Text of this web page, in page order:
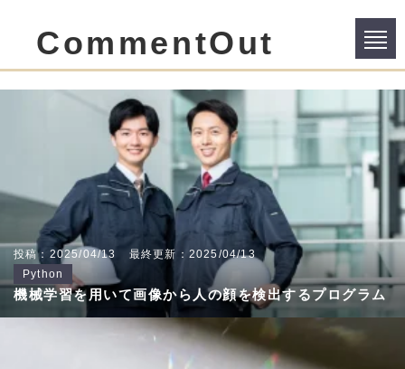
CommentOut
投稿：2025/04/13
最終更新：2025/04/13
Python
機械学習を用いて画像から人の顔を検出するプログラム